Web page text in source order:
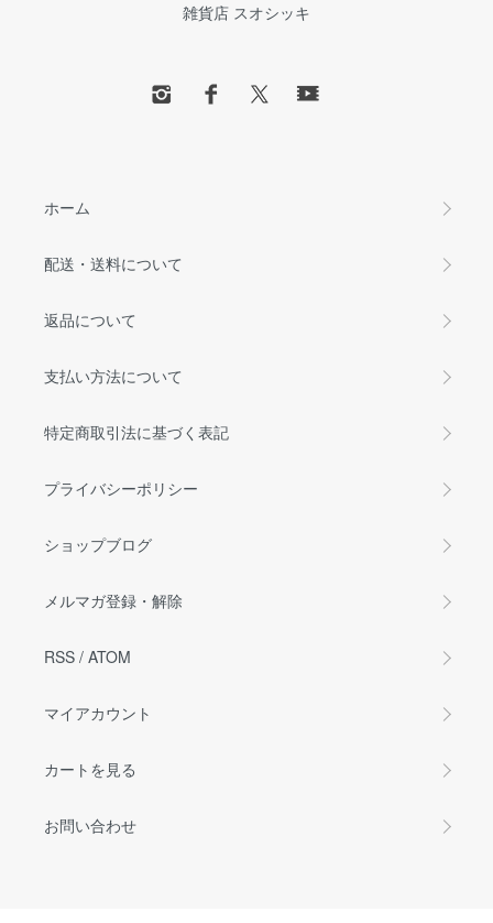
雑貨店 スオシッキ
ホーム
配送・送料について
返品について
支払い方法について
特定商取引法に基づく表記
プライバシーポリシー
ショップブログ
メルマガ登録・解除
RSS / ATOM
マイアカウント
カートを見る
お問い合わせ